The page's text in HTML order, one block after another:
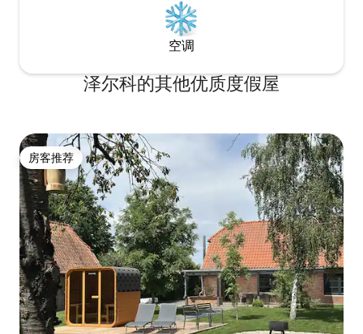
空调
泽尔科的其他优质度假屋
房客推荐
房客推荐